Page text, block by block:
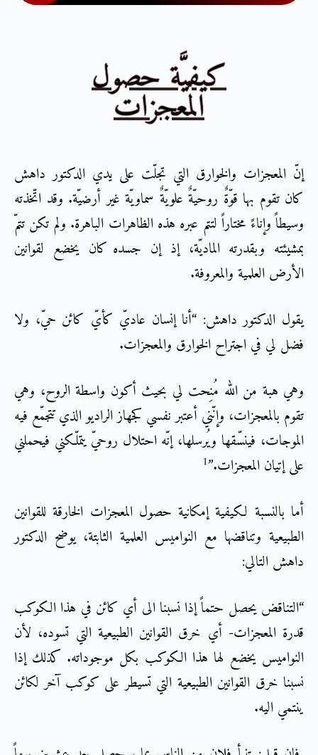
كيفيَّة حصول
المُعجزات
إنّ المعجزات والخوارق التي تجلّت على يدي الدكتور داهش
كان تقوم بها قوّةٌ روحيّةٌ علويّةٌ سماويّة غير أرضيّة. وقد اتّخذته
وسيطاً وإناءً مختاراً لتتم عبره هذه الظاهرات الباهرة. ولم تكن تتمّ
بمشيئته وبقدرته الماديّة، إذ إن جسده كان يخضع لقوانين
الأرض العلمية والمعروفة.
يقول الدكتور داهش: “أنا إنسان عاديّ كأيّ كائن حيّ، ولا
فضل لي في اجتراح الخوارق والمعجزات.
وهي هبة من الله مُنِحت لي بحيث أكون واسطة الروح، وهي
تقوم بالمعجزات، وإنّني أعتبر نفسي كجهاز الراديو الذي تتجمّع فيه
الموجات، فينسّقها ويُرسلها، إنّه احتلال روحيّ يتملّكني فيحملني
على إتيان المعجزات.”1
أما بالنسبة لكيفية إمكانية حصول المعجزات الخارقة للقوانين
الطبيعية وتناقضها مع النواميس العلمية الثابتة، يوضح الدكتور
داهش التالي:
“التناقض يحصل حتماً إذا نسبنا الى أي كائن في هذا الكوكب
قدرة المعجزات- أي خرق القوانين الطبيعية التي تسوده، لأن
النواميس يخضع لها هذا الكوكب بكل موجوداته. كذلك إذا
نسبنا خرق القوانين الطبيعية التي تسيطر على كوكب آخر لكائن
ينتمي اليه.